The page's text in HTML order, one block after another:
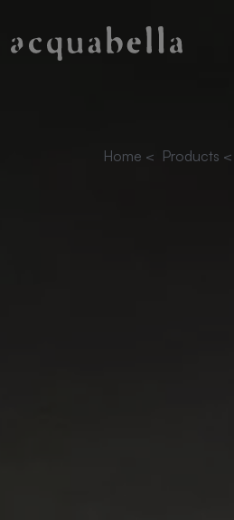
Home < Products <